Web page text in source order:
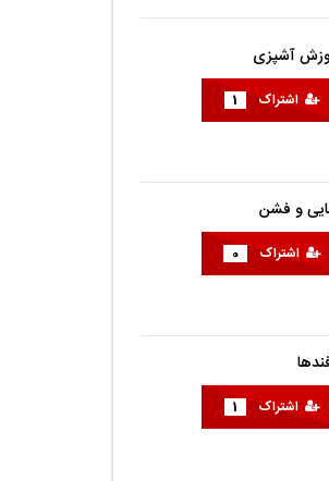
آشپزی
اشتراک 1
و فشن
اشتراک 0
اشتراک 1